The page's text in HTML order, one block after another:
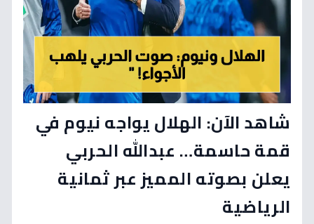
شاهد الآن: الهلال يواجه نيوم في
قمة حاسمة… عبدالله الحربي
يعلن بصوته المميز عبر ثمانية
الرياضية